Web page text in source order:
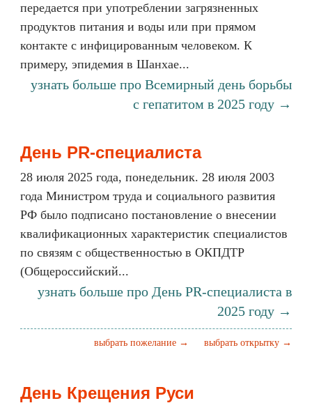
передается при употреблении загрязненных
продуктов питания и воды или при прямом
контакте с инфицированным человеком. К
примеру, эпидемия в Шанхае...
узнать больше про Всемирный день борьбы
с гепатитом в 2025 году →
День PR-специалиста
28 июля 2025 года, понедельник. 28 июля 2003
года Министром труда и социального развития
РФ было подписано постановление о внесении
квалификационных характеристик специалистов
по связям с общественностью в ОКПДТР
(Общероссийский...
узнать больше про День PR-специалиста в
2025 году →
выбрать открытку →
выбрать пожелание →
День Крещения Руси